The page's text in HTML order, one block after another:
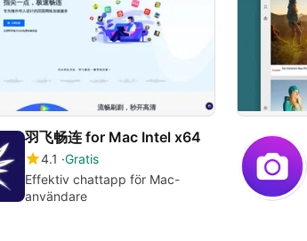
羽飞畅连 for Mac Intel x64
4.1 Gratis
Effektiv chattapp för Mac-
användare